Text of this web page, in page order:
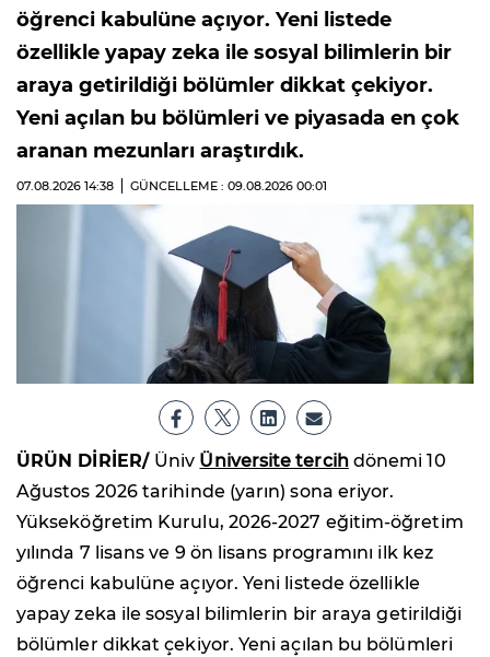
öğrenci kabulüne açıyor. Yeni listede
özellikle yapay zeka ile sosyal bilimlerin bir
araya getirildiği bölümler dikkat çekiyor.
Yeni açılan bu bölümleri ve piyasada en çok
aranan mezunları araştırdık.
07.08.2026 14:38 GÜNCELLEME : 09.08.2026 00:01
ÜRÜN DİRİER/ Üniv Üniversite tercihdönemi 10
Ağustos 2026 tarihinde (yarın) sona eriyor.
Yükseköğretim Kurulu, 2026-2027 eğitim-öğretim
yılında 7 lisans ve 9 ön lisans programını ilk kez
öğrenci kabulüne açıyor. Yeni listede özellikle
yapay zeka ile sosyal bilimlerin bir araya getirildiği
bölümler dikkat çekiyor. Yeni açılan bu bölümleri